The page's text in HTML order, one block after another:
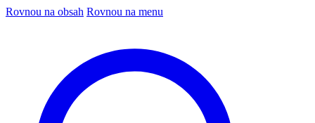
Rovnou na obsah Rovnou na menu